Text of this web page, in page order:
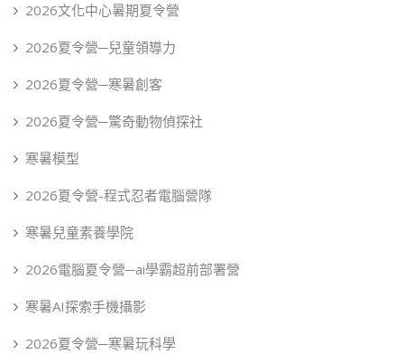
2026文化中心暑期夏令營
2026夏令營─兒童領導力
2026夏令營─寒暑創客
2026夏令營─驚奇動物偵探社
寒暑模型
2026夏令營-程式忍者電腦營隊
寒暑兒童素養學院
2026電腦夏令營─ai學霸超前部署營
寒暑AI探索手機攝影
2026夏令營─寒暑玩科學